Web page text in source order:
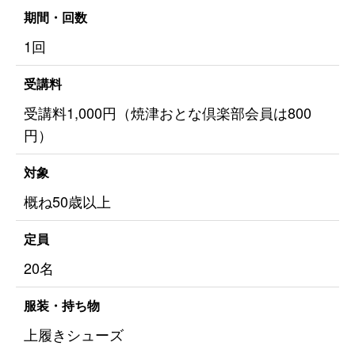
期間・回数
1回
受講料
受講料1,000円（焼津おとな倶楽部会員は800
円）
対象
概ね50歳以上
定員
20名
服装・持ち物
上履きシューズ